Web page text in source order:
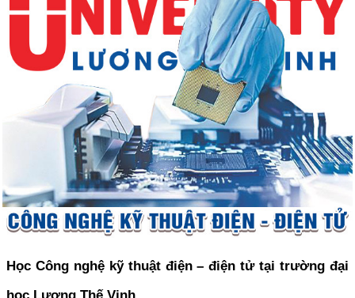
Học Công nghệ kỹ thuật điện – điện tử tại trường đại
học Lương Thế Vinh